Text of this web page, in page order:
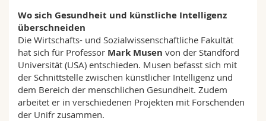
Wo sich Gesundheit und künstliche Intelligenz
überschneiden
Die Wirtschafts- und Sozialwissenschaftliche Fakultät
hat sich für Professor Mark Musen von der Standford
Universität (USA) entschieden. Musen befasst sich mit
der Schnittstelle zwischen künstlicher Intelligenz und
dem Bereich der menschlichen Gesundheit. Zudem
arbeitet er in verschiedenen Projekten mit Forschenden
der Unifr zusammen.